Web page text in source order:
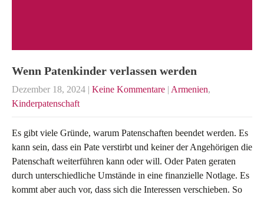
Wenn Patenkinder verlassen werden
Dezember 18, 2024 | Keine Kommentare | Armenien,
Kinderpatenschaft
Es gibt viele Gründe, warum Patenschaften beendet werden. Es
kann sein, dass ein Pate verstirbt und keiner der Angehörigen die
Patenschaft weiterführen kann oder will. Oder Paten geraten
durch unterschiedliche Umstände in eine finanzielle Notlage. Es
kommt aber auch vor, dass sich die Interessen verschieben. So